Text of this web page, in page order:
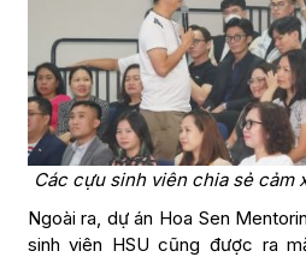
Các cựu sinh viên chia sẻ cảm
Ngoài ra, dự án Hoa Sen
sinh viên HSU cũng được ra